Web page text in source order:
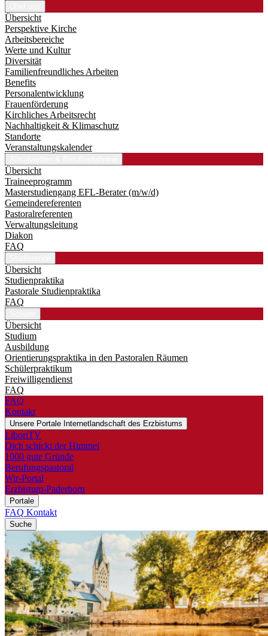
Übersicht
Perspektive Kirche
Arbeitsbereiche
Werte und Kultur
Diversität
Familienfreundliches Arbeiten
Benefits
Personalentwicklung
Frauenförderung
Kirchliches Arbeitsrecht
Nachhaltigkeit & Klimaschutz
Standorte
Veranstaltungskalender
Übersicht
Traineeprogramm
Master­studiengang EFL-Berater (m/w/d)
Gemeindereferenten
Pastoralreferenten
Verwaltungsleitung
Diakon
FAQ
Übersicht
Studienpraktika
Pastorale Studienpraktika
FAQ
Übersicht
Studium
Ausbildung
Orientierungspraktika in den Pastoralen Räumen
Schülerpraktikum
Freiwilligendienst
FAQ
FAQ
Kontakt
Unsere Portale Internetlandschaft des Erzbistums
LiboriTV
Dich schickt der Himmel
1000 gute Gründe
Berufungspastoral
Wir-Portal
Erzbistum-Paderborn
Portale
FAQ Kontakt
Suche